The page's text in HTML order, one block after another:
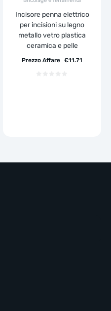
Incisore penna elettrico
per incisioni su legno
metallo vetro plastica
ceramica e pelle
€11.71
Prezzo Affare